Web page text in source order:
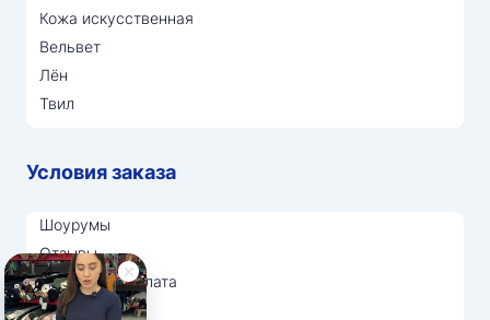
Кожа искусственная
Вельвет
Лён
Твил
Условия заказа
Шоурумы
Отзывы
Доставка и оплата
О нас